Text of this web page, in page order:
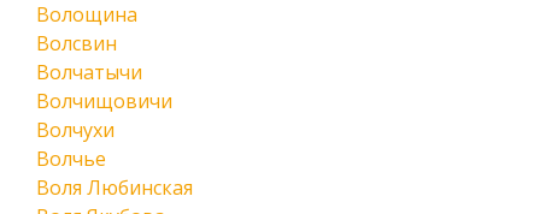
Волощина
Волсвин
Волчатычи
Волчищовичи
Волчухи
Волчье
Воля Любинская